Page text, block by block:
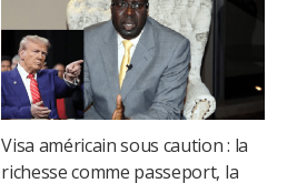
Visa américain sous caution : la
richesse comme passeport, la